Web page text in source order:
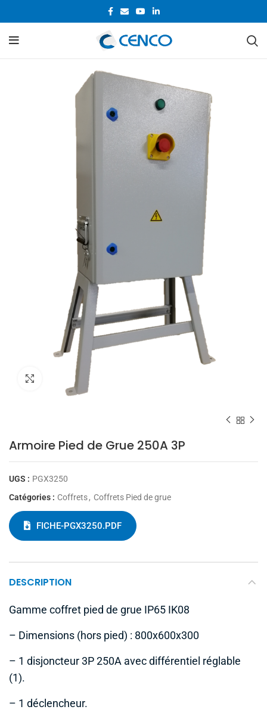
Cliquez pour agrandir
Armoire Pied de Grue 250A 3P
UGS : PGX3250
Catégories : Coffrets, Coffrets Pied de grue
FICHE-PGX3250.PDF
DESCRIPTION
Gamme coffret pied de grue IP65 IK08
– Dimensions (hors pied) : 800x600x300
– 1 disjoncteur 3P 250A avec différentiel réglable
(1).
– 1 déclencheur.